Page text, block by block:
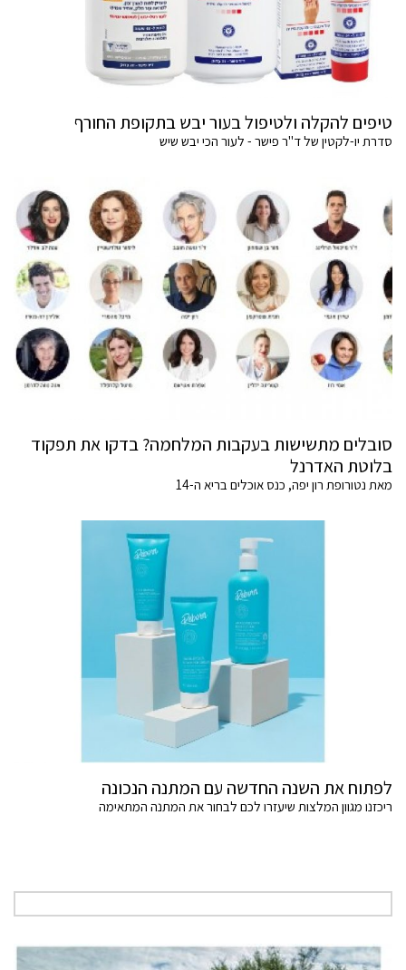
טיפים להקלה ולטיפול בעור יבש בתקופת החורף
סדרת יו-לקטין של ד"ר פישר - לעור הכי יבש שיש
סובלים מתשישות בעקבות המלחמה? בדקו את תפקוד
בלוטת האדרנל
מאת נטורופת רון יפה, כנס אוכלים בריא ה-14
לפתוח את השנה החדשה עם המתנה הנכונה
ריכזנו מגוון המלצות שיעזרו לכם לבחור את המתנה המתאימה